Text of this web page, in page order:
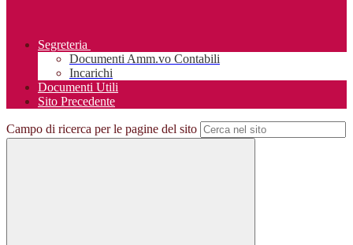
Segreteria
Documenti Amm.vo Contabili
Incarichi
Documenti Utili
Sito Precedente
Campo di ricerca per le pagine del sito